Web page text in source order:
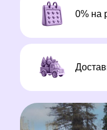
0% на